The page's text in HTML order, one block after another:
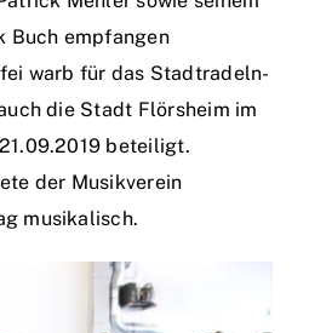
Buch empfangen
warb für das Stadtradeln-
die Stadt Flörsheim im
beteiligt.
der Musikverein
musikalisch.